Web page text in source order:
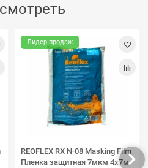
Лидер продаж
REOFLEX RX N-08 Masking Film
Пленка защитная 7мкм 4х7м